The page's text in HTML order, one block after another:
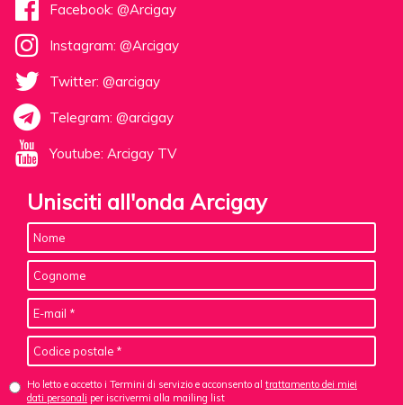
Facebook: @Arcigay
Instagram: @Arcigay
Twitter: @arcigay
Telegram: @arcigay
Youtube: Arcigay TV
Unisciti all'onda Arcigay
Ho letto e accetto i Termini di servizio e acconsento al trattamento dei miei
dati personali per iscrivermi alla mailing list